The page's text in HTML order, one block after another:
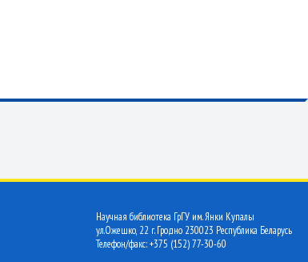
Научная библиотека ГрГУ им. Янки Купалы
ул.Ожешко, 22 г. Гродно 230023 Республика Беларусь
Телефон/факс: +375 (152) 77-30-60